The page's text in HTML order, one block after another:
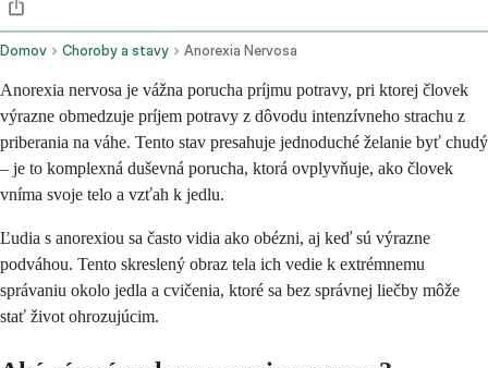
Domov Choroby a stavy Anorexia Nervosa
Anorexia nervosa je vážna porucha príjmu potravy, pri ktorej človek
výrazne obmedzuje príjem potravy z dôvodu intenzívneho strachu z
priberania na váhe. Tento stav presahuje jednoduché želanie byť chudý
– je to komplexná duševná porucha, ktorá ovplyvňuje, ako človek
vníma svoje telo a vzťah k jedlu.
Ľudia s anorexiou sa často vidia ako obézni, aj keď sú výrazne
podváhou. Tento skreslený obraz tela ich vedie k extrémnemu
správaniu okolo jedla a cvičenia, ktoré sa bez správnej liečby môže
stať život ohrozujúcim.